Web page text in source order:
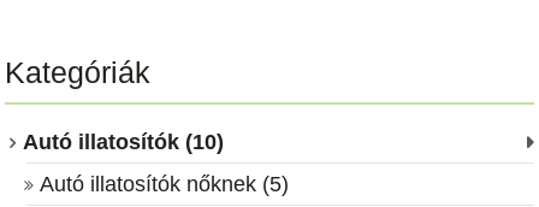
Kategóriák
Autó illatosítók (10)
Autó illatosítók nőknek (5)